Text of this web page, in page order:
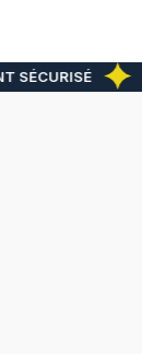
SÉCURISÉ